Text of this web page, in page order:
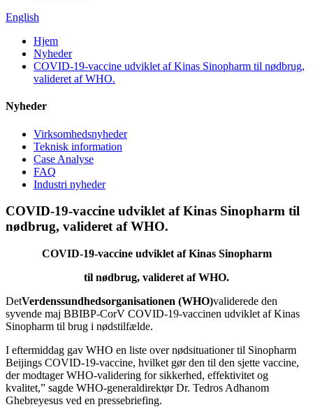
English
Hjem
Nyheder
COVID-19-vaccine udviklet af Kinas Sinopharm til nødbrug,
valideret af WHO.
Nyheder
Virksomhedsnyheder
Teknisk information
Case Analyse
FAQ
Industri nyheder
COVID-19-vaccine udviklet af Kinas Sinopharm til
nødbrug, valideret af WHO.
COVID-19-vaccine udviklet af Kinas Sinopharm
til nødbrug, valideret af WHO.
DetVerdenssundhedsorganisationen (WHO)validerede den
syvende maj BBIBP-CorV COVID-19-vaccinen udviklet af Kinas
Sinopharm til brug i nødstilfælde.
I eftermiddag gav WHO en liste over nødsituationer til Sinopharm
Beijings COVID-19-vaccine, hvilket gør den til den sjette vaccine,
der modtager WHO-validering for sikkerhed, effektivitet og
kvalitet,” sagde WHO-generaldirektør Dr. Tedros Adhanom
Ghebreyesus ved en pressebriefing.